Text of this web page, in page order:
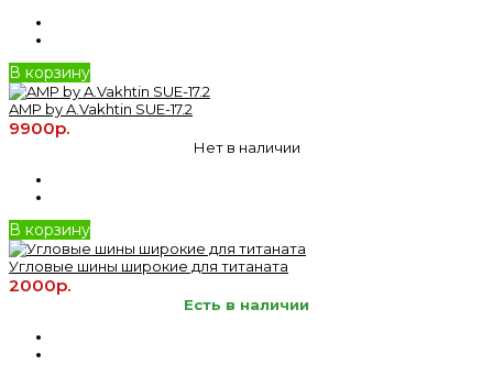
В корзину
AMP by A.Vakhtin SUE-17.2
9900р.
Нет в наличии
В корзину
Угловые шины широкие для титаната
2000р.
Есть в наличии